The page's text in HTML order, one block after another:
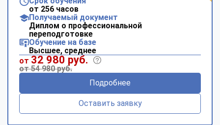
от 256 часов
Получаемый документ
Диплом о профессиональной
переподготовке
Обучение на базе
Высшее, среднее
от 32 980 руб.
от 54 980 руб.
Подробнее
Оставить заявку